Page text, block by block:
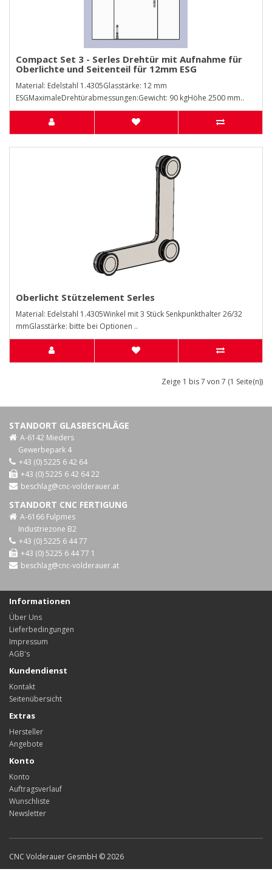
Compact Set 3 - Serles Drehtür mit Aufnahme für
Oberlichte und Seitenteil für 12mm ESG
Material: Edelstahl 1.4305Glasstärke: 12 mm
ESGMaximaleDrehtürabmessungen:Gewicht: 90 kgHöhe 2500 mm..
Oberlicht Stützelement Serles
Material: Edelstahl 1.4305Winkel mit 3 Stück Senkpunkthalter 26/32
mmGlasstärke: bitte bei Optionen ..
Zeige 1 bis 7 von 7 (1 Seite(n))
STANDORT GLASBESCHLÄGE
A-6142 Mieders
Gewerbepark 4
+43 (0) 5225 6 42 64
+43 (0) 5225 6 42 64 22
beschlag@cnc-volderauer.at
STANDORT CNC FERTIGUNG
A-6166 Fulpmes
Industriezone B2
+43 (0) 5225 6 44 77
+43 (0) 5225 6 44 77 1
beschlag@cnc-volderauer.at
Informationen
Über Uns
Lieferbedingungen
Impressum
AGB's
Kundendienst
Kontakt
Seitenübersicht
Extras
Hersteller
Angebote
Konto
Konto
Auftragsverlauf
Wunschliste
Newsletter
CNC Volderauer GesmbH © 2026